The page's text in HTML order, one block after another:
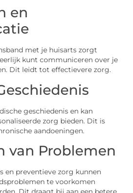
en
met je huisarts zorgt
kunt communiceren over je
Dit leidt tot effectievere zorg.
geschiedenis en kan
zorg bieden. Dit is
aandoeningen.
van Problemen
en preventieve zorg kunnen
te voorkomen